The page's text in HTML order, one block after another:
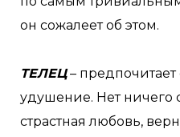
он сожалеет об этом.
ТЕЛЕЦ– предпочитает
удушение. Нет ничего
страстная любовь,